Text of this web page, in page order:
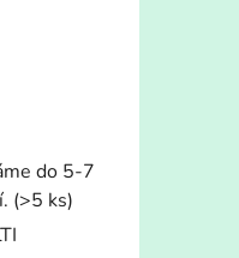
do 5-7
(>5 ks)